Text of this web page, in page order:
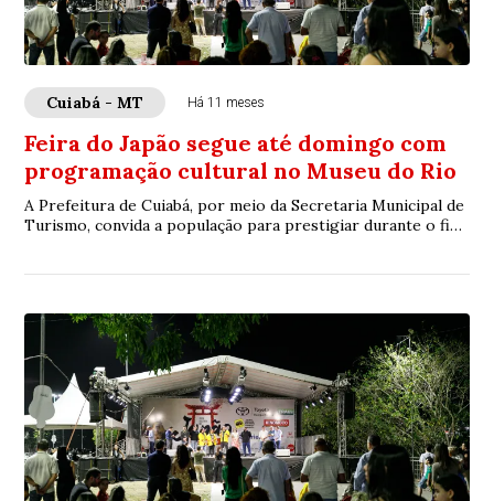
Cuiabá - MT Há 11 meses
Feira do Japão segue até domingo com
programação cultural no Museu do Rio
A Prefeitura de Cuiabá, por meio da Secretaria Municipal de
Turismo, convida a população para prestigiar durante o fim